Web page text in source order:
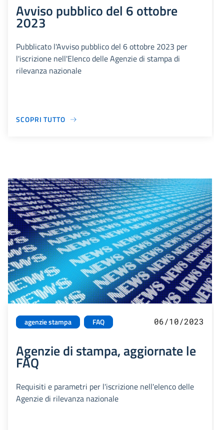
Avviso pubblico del 6 ottobre
2023
Pubblicato l'Avviso pubblico del 6 ottobre 2023 per
l'iscrizione nell'Elenco delle Agenzie di stampa di
rilevanza nazionale
SCOPRI TUTTO
agenzie stampa FAQ 06/10/2023
Agenzie di stampa, aggiornate le
FAQ
Requisiti e parametri per l'iscrizione nell'elenco delle
Agenzie di rilevanza nazionale